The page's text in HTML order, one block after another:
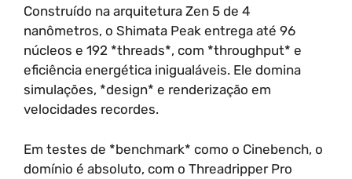
Construído na arquitetura Zen 5 de 4
nanômetros, o Shimata Peak entrega até 96
núcleos e 192 *threads*, com *throughput* e
eficiência energética inigualáveis. Ele domina
simulações, *design* e renderização em
velocidades recordes.
Em testes de *benchmark* como o Cinebench, o
domínio é absoluto, com o Threadripper Pro